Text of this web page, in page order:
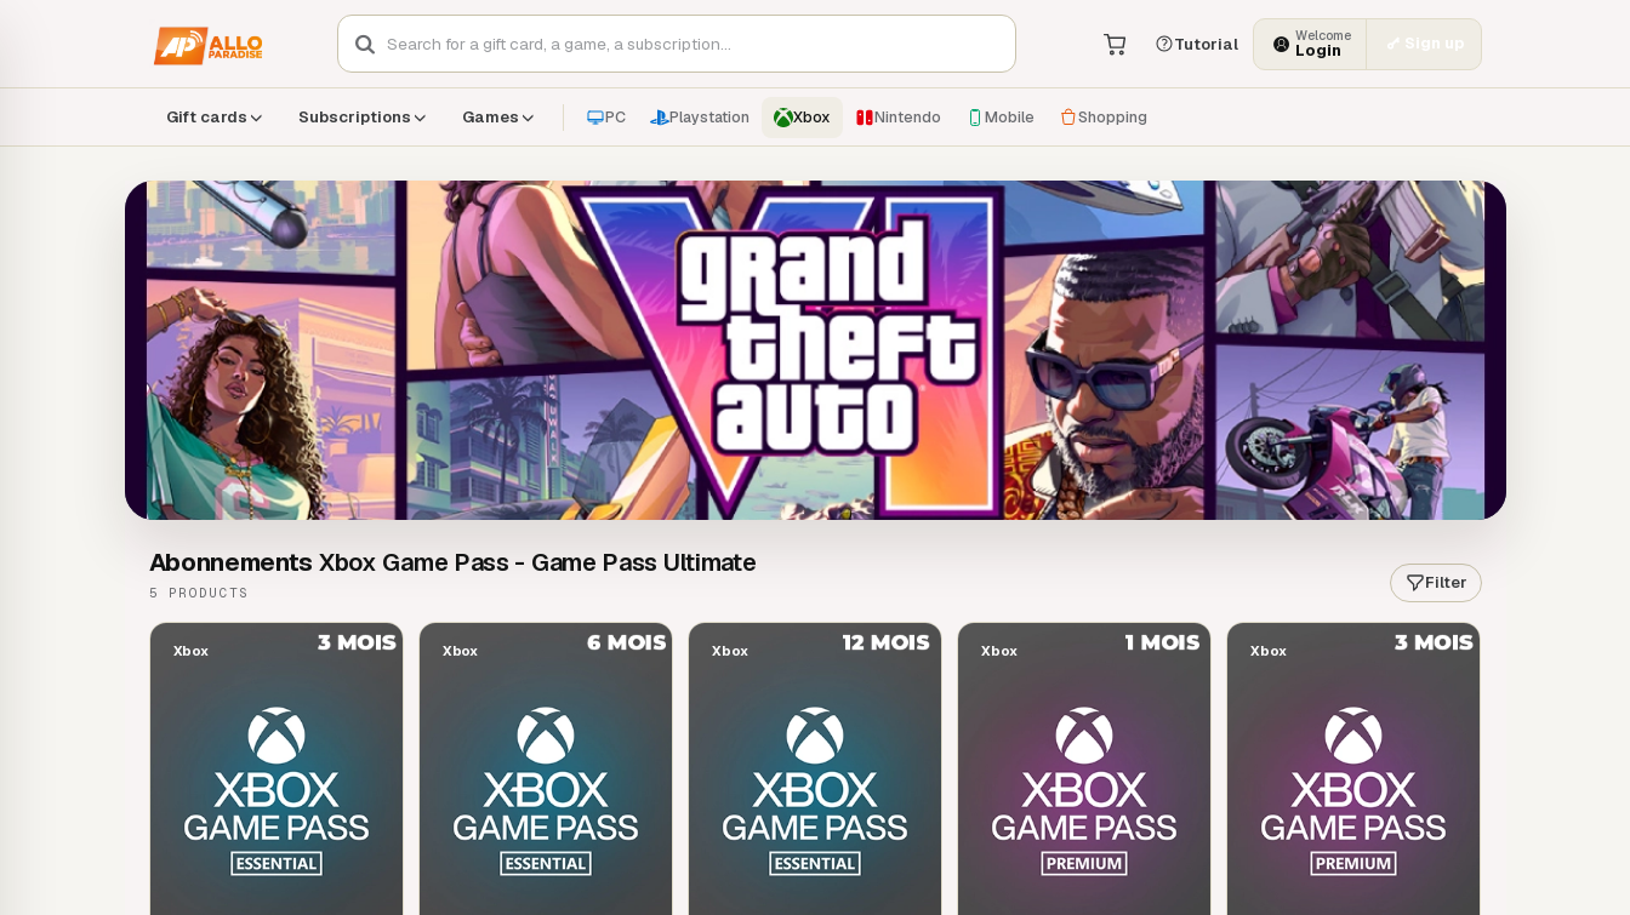
Tutorial Welcome
Login Sign up
Gift cards Subscriptions Games PC Playstation Xbox Nintendo Mobile Shopping
Abonnements Xbox Game Pass - Game Pass Ultimate
5 PRODUCTS Filter
Xbox Xbox Xbox Xbox Xbox